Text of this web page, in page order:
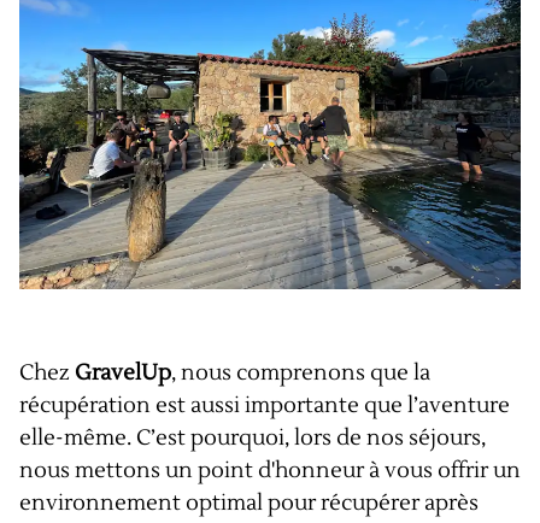
Chez GravelUp, nous comprenons que la
récupération est aussi importante que l’aventure
elle-même. C’est pourquoi, lors de nos séjours,
nous mettons un point d'honneur à vous offrir un
environnement optimal pour récupérer après